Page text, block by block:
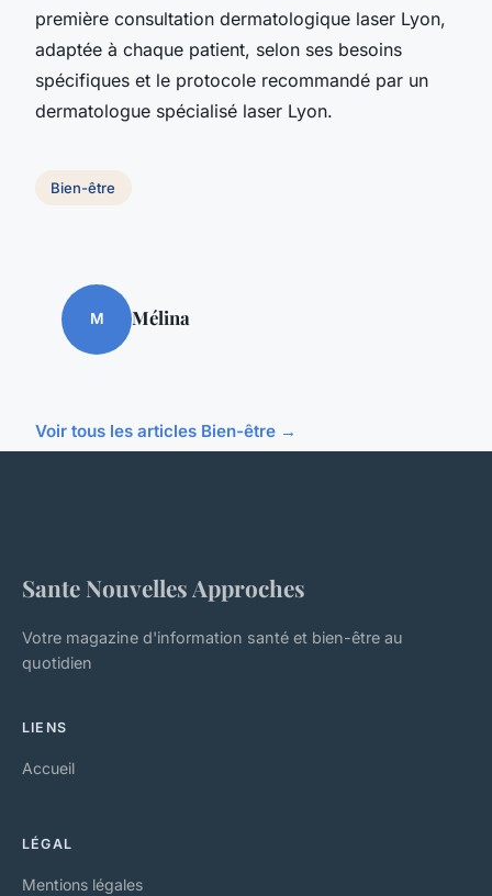
première consultation dermatologique laser Lyon,
adaptée à chaque patient, selon ses besoins
spécifiques et le protocole recommandé par un
dermatologue spécialisé laser Lyon.
Bien-être
M Mélina
Voir tous les articles Bien-être →
Sante Nouvelles Approches
Votre magazine d'information santé et bien-être au
quotidien
LIENS
Accueil
LÉGAL
Mentions légales